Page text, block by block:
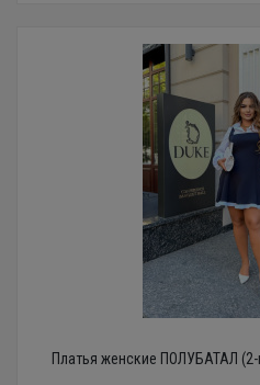
Платья женские ПОЛУБАТАЛ